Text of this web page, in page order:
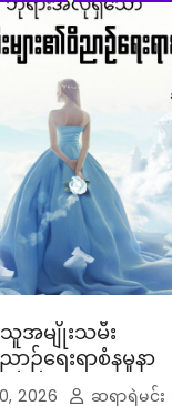
အမျိုးသမီး
ာဉ်ရေးရာစံနမူနာ
2026 ဆရာရဲမင်း